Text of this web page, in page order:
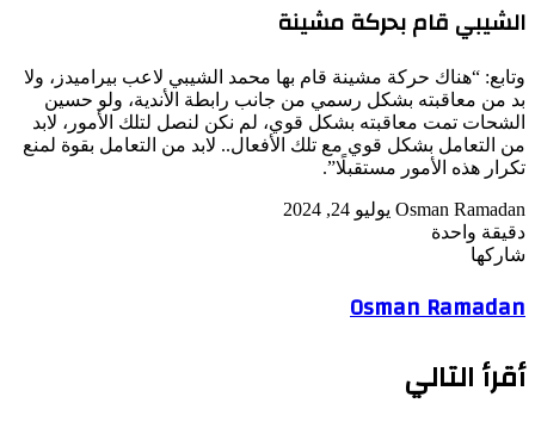
الشيبي قام بحركة مشينة
وتابع: “هناك حركة مشينة قام بها محمد الشيبي لاعب بيراميدز، ولا
بد من معاقبته بشكل رسمي من جانب رابطة الأندية، ولو حسين
الشحات تمت معاقبته بشكل قوي، لم نكن لنصل لتلك الأمور، لابد
من التعامل بشكل قوي مع تلك الأفعال.. لابد من التعامل بقوة لمنع
تكرار هذه الأمور مستقبلًا”.
Osman Ramadan أرسل
يوليو 24, 2024
دقيقة واحدة
فيسبوك
‫X
لينكدإن
بينتيريست
‫Pocket
واتساب
تيلقرام
ڤايبر
لاين
شاركها
عبر
البريد
Osman Ramadan
أقرأ التالي